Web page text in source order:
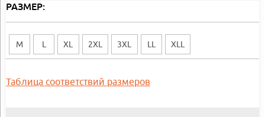
РАЗМЕР:
M L XL 2XL 3XL LL XLL
Таблица соответствий размеров